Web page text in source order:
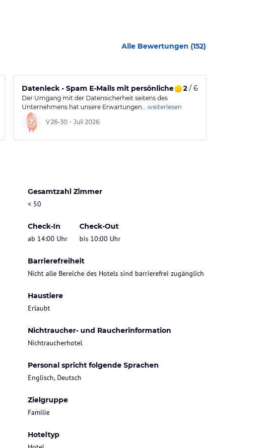
Alle Bewertungen (152)
Datenleck - Spam E-Mails mit persönlichen Daten
2/ 6
Der Umgang mit der Datensicherheit seitens des
Unternehmens hat unsere Erwartungen… weiterlesen
V26-30 • Juli 2026
Gesamtzahl Zimmer
< 50
Check-In
ab 14:00 Uhr
Check-Out
bis 10:00 Uhr
Barrierefreiheit
Nicht alle Bereiche des Hotels sind barrierefrei zugänglich
Haustiere
Erlaubt
Nichtraucher- und Raucherinformation
Nichtraucherhotel
Personal spricht folgende Sprachen
Englisch, Deutsch
Zielgruppe
Familie
Hoteltyp